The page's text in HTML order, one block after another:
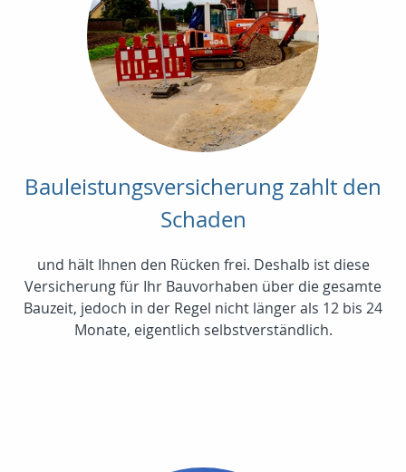
Bauleistungsversicherung zahlt den
Schaden
und hält Ihnen den Rücken frei. Deshalb ist diese
Versicherung für Ihr Bauvorhaben über die gesamte
Bauzeit, jedoch in der Regel nicht länger als 12 bis 24
Monate, eigentlich selbstverständlich.